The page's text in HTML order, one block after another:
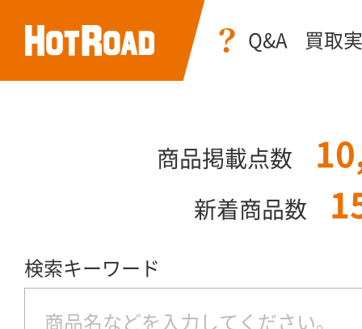
Q&A 買取
商品掲載点数
新着商品数
検索キーワード